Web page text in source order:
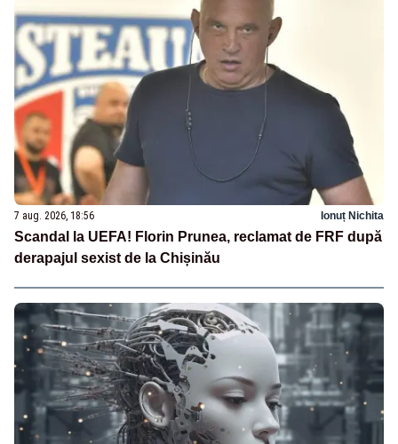
7 aug. 2026, 18:56 Ionuț Nichita
Scandal la UEFA! Florin Prunea, reclamat de FRF după
derapajul sexist de la Chișinău